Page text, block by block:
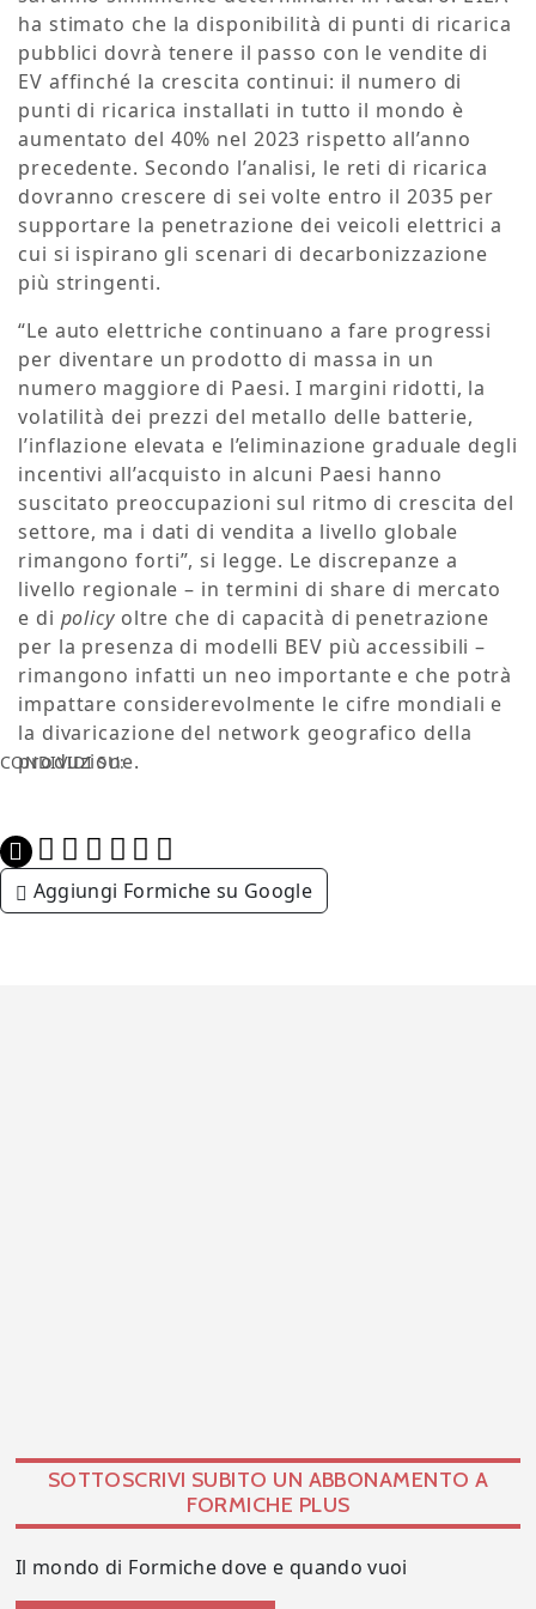
ha stimato che la disponibilità di punti di ricarica
pubblici dovrà tenere il passo con le vendite di
EV affinché la crescita continui: il numero di
punti di ricarica installati in tutto il mondo è
aumentato del 40% nel 2023 rispetto all’anno
precedente. Secondo l’analisi, le reti di ricarica
dovranno crescere di sei volte entro il 2035 per
supportare la penetrazione dei veicoli elettrici a
cui si ispirano gli scenari di decarbonizzazione
più stringenti.
“Le auto elettriche continuano a fare progressi
per diventare un prodotto di massa in un
numero maggiore di Paesi. I margini ridotti, la
volatilità dei prezzi del metallo delle batterie,
l’inflazione elevata e l’eliminazione graduale degli
incentivi all’acquisto in alcuni Paesi hanno
suscitato preoccupazioni sul ritmo di crescita del
settore, ma i dati di vendita a livello globale
rimangono forti”, si legge. Le discrepanze a
livello regionale – in termini di share di mercato
e di policy oltre che di capacità di penetrazione
per la presenza di modelli BEV più accessibili –
rimangono infatti un neo importante e che potrà
impattare considerevolmente le cifre mondiali e
la divaricazione del network geografico della
produzione.
CONDIVIDI SU:
Aggiungi Formiche su Google
SOTTOSCRIVI SUBITO UN ABBONAMENTO A
FORMICHE PLUS
Il mondo di Formiche dove e quando vuoi